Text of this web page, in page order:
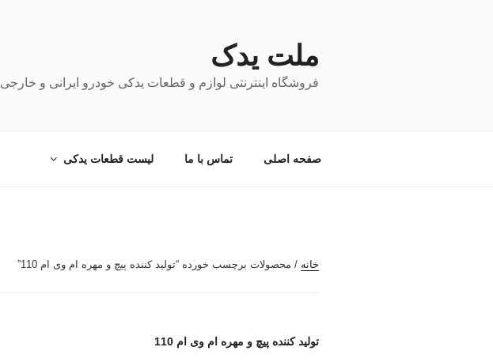
ملت یدک
فروشگاه اینترنتی لوازم و قطعات یدکی خودرو ایرانی و خارجی
صفحه اصلی تماس با ما لیست قطعات یدکی
خانه / محصولات برچسب خورده “تولید کننده پیچ و مهره ام وی ام 110”
تولید کننده پیچ و مهره ام وی ام 110